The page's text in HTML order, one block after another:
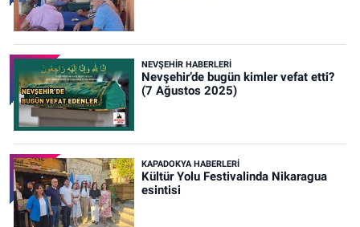
NEVŞEHIR HABERLERI
Nevşehir’de bugün kimler vefat etti?
(7 Ağustos 2025)
KAPADOKYA HABERLERI
Kültür Yolu Festivalinda Nikaragua
esintisi